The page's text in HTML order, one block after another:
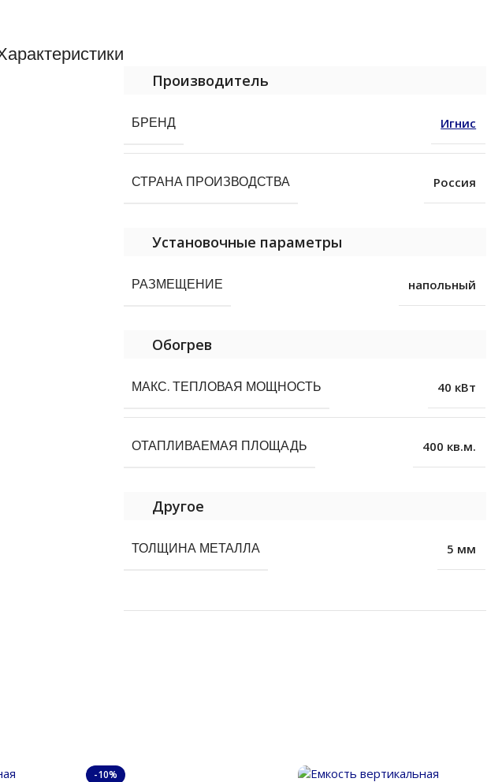
Производитель
БРЕНД Игнис
СТРАНА ПРОИЗВОДСТВА Россия
Установочные параметры
РАЗМЕЩЕНИЕ напольный
Обогрев
МАКС. ТЕПЛОВАЯ МОЩНОСТЬ 40 кВт
ОТАПЛИВАЕМАЯ ПЛОЩАДЬ 400 кв.м.
Другое
ТОЛЩИНА МЕТАЛЛА 5 мм
-10%